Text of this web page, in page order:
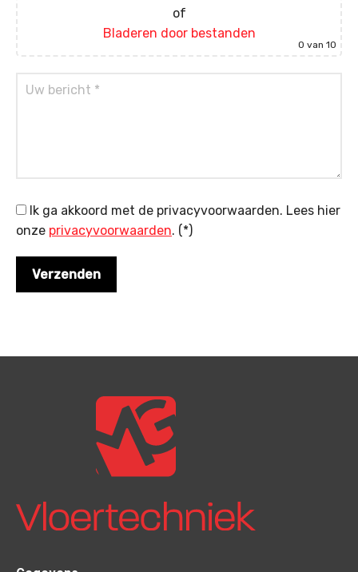
of
Bladeren door bestanden
0 van 10
Ik ga akkoord met de privacyvoorwaarden. Lees hier
onze privacyvoorwaarden. (*)